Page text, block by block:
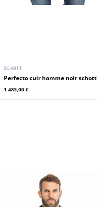
SCHOTT
Perfecto cuir homme noir schott
1 485,00 €